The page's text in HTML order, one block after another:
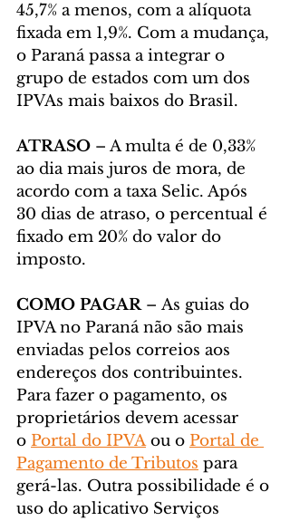
45,7% a menos, com a alíquota
fixada em 1,9%. Com a mudança,
o Paraná passa a integrar o
grupo de estados com um dos
IPVAs mais baixos do Brasil.
ATRASO – A multa é de 0,33%
ao dia mais juros de mora, de
acordo com a taxa Selic. Após
30 dias de atraso, o percentual é
fixado em 20% do valor do
imposto.
COMO PAGAR – As guias do
IPVA no Paraná não são mais
enviadas pelos correios aos
endereços dos contribuintes.
Para fazer o pagamento, os
proprietários devem acessar
o Portal do IPVA ou o Portal de
Pagamento de Tributos para
gerá-las. Outra possibilidade é o
uso do aplicativo Serviços